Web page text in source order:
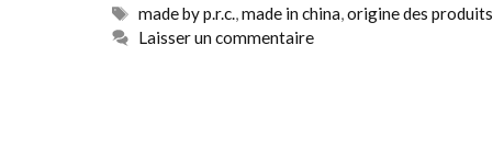
Étiquettes
made by p.r.c.,made in china,origine des produits
Laisser un commentaire